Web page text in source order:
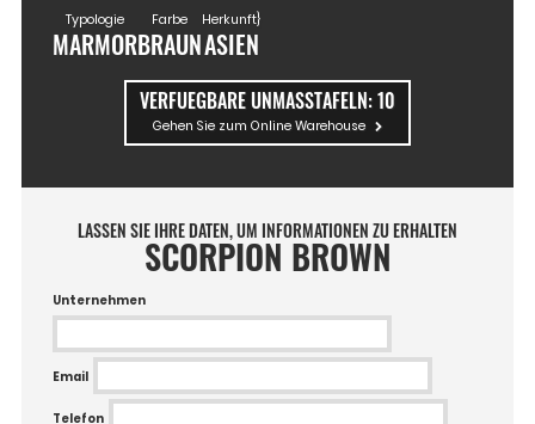
Typologie
MARMOR
Farbe
BRAUN
Herkunft}
ASIEN
VERFUEGBARE UNMASSTAFELN:10
Gehen Sie zum Online Warehouse
LASSEN SIE IHRE DATEN, UM INFORMATIONEN ZU ERHALTEN
SCORPION BROWN
Unternehmen
Email
Telefon